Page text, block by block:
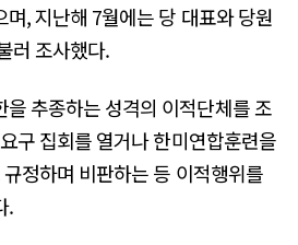
, 지난해 7월에는 당 대표와 당원
러 조사했다.
을 추종하는 성격의 이적단체를 조
구 집회를 열거나 한미연합훈련을
정하며 비판하는 등 이적행위를
.